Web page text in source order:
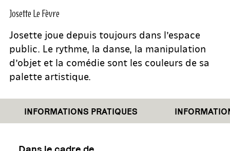
Josette Le Fèvre
Josette joue depuis toujours dans l’espace
public. Le rythme, la danse, la manipulation
d’objet et la comédie sont les couleurs de sa
palette artistique.
INFORMATIONS PRATIQUES INFORMATIONS